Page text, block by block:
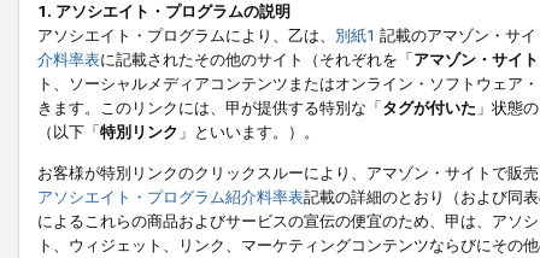
1. アソシエイト・プログラムの説明
アソシエイト・プログラムにより、乙は、 別紙1 記載のアマゾン・サ
介料率表に記載されたその他のサイト（それぞれを「アマゾン・サイト
ト、ソーシャルメディアコンテンツまたはオンライン・ソフトウェア
きます。このリンクには、甲が提供する特別な「タグが付いた 」状態
（以下「特別リンク 」といいます。）。
お客様が特別リンクのクリックスルーにより、アマゾン・サイトで販
アソシエイト・プログラム紹介料率表記載の詳細のとおり（および同
によるこれらの商品およびサービスの宣伝の便宜のため、甲は、アソ
ト、ウィジェット、リンク、マーケティングコンテンツならびにその